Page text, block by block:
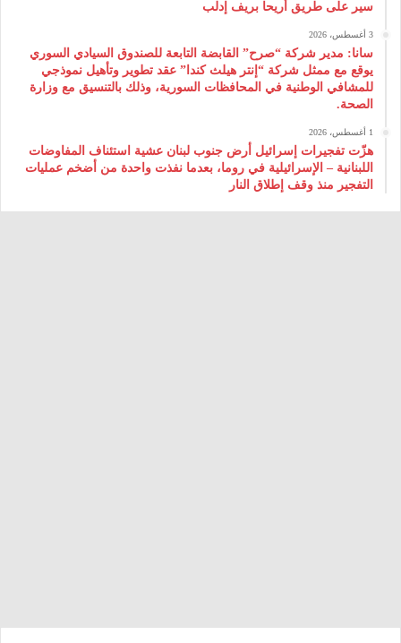
سير على طريق أريحا بريف إدلب
3 أغسطس، 2026
سانا: مدير شركة “صرح” القابضة التابعة للصندوق السيادي السوري
يوقع مع ممثل شركة “إنتر هيلث كندا” عقد تطوير وتأهيل نموذجي
للمشافي الوطنية في المحافظات السورية، وذلك بالتنسيق مع وزارة
الصحة.
1 أغسطس، 2026
هزّت تفجيرات إسرائيل أرض جنوب لبنان عشية استئناف المفاوضات
اللبنانية – الإسرائيلية في روما، بعدما نفذت واحدة من أضخم عمليات
التفجير منذ وقف إطلاق النار